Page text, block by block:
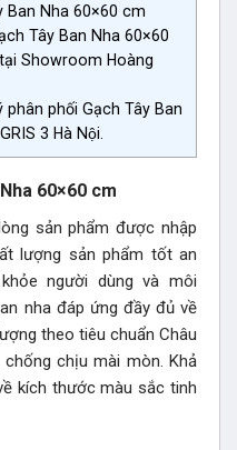
Ban Nha 60×60 cm
Tây Ban Nha 60×60
tại Showroom Hoàng
phối Gạch Tây Ban
3 Hà Nội.
60×60 cm
sản phẩm được nhập
lượng sản phẩm tốt an
người dùng và môi
nha đáp ứng đầy đủ về
theo tiêu chuẩn Châu
chịu mài mòn. Khả
kích thước màu sắc tinh